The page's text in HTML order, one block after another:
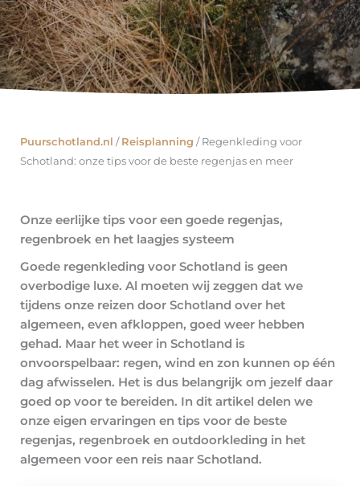
Puurschotland.nl /Reisplanning /Regenkleding voor
Schotland: onze tips voor de beste regenjas en meer
Onze eerlijke tips voor een goede regenjas,
regenbroek en het laagjes systeem
Goede regenkleding voor Schotland is geen
overbodige luxe. Al moeten wij zeggen dat we
tijdens onze reizen door Schotland over het
algemeen, even afkloppen, goed weer hebben
gehad. Maar het weer in Schotland is
onvoorspelbaar: regen, wind en zon kunnen op één
dag afwisselen. Het is dus belangrijk om jezelf daar
goed op voor te bereiden. In dit artikel delen we
onze eigen ervaringen en tips voor de beste
regenjas, regenbroek en outdoorkleding in het
algemeen voor een reis naar Schotland.